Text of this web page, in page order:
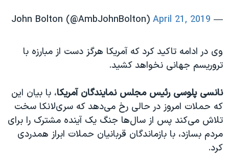
— John Bolton (@AmbJohnBolton)
April 21, 2019
وی در ادامه تاکید کرد که آمریکا هرگز دست از مبارزه با
تروریسم جهانی نخواهد کشید.
نانسی پلوسی رئیس مجلس نمایندگان آمریکا، با بیان این
که حملات امروز در حالی رخ می‌دهد که سری‌لانکا سخت
تلاش می‌کند پس از سال‌ها جنگ یک آینده مشترک را برای
مردم بسازد، با بازماندگان قربانیان حملات ابراز همدردی
کرد.